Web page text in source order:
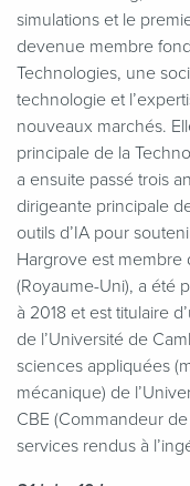
simulations et le
devenue membre
Technologies, une
technologie et
nouveaux marchés.
principale de la
a ensuite passé trois
dirigeante principale
outils d’IA pour
Hargrove est membre
(Royaume-Uni), a été
à 2018 et est titulaire
de l’Université de
sciences appliquées
mécanique) de
CBE (Commandeur
services rendus à